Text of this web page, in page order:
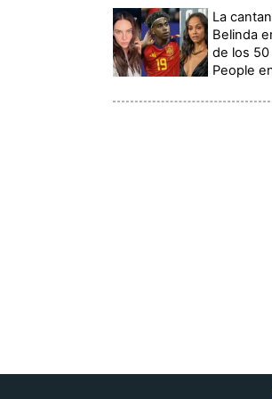
La
Belinda
de los
People